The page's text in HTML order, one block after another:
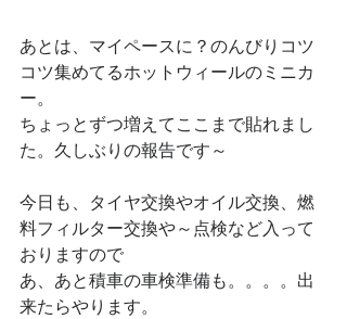
あとは、マイペースに？のんびりコツ
コツ集めてるホットウィールのミニカ
ー。
ちょっとずつ増えてここまで貼れまし
た。久しぶりの報告です～
今日も、タイヤ交換やオイル交換、燃
料フィルター交換や～点検など入って
おりますので
あ、あと積車の車検準備も。。。。出
来たらやります。